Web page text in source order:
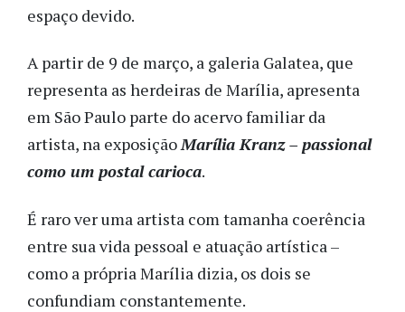
espaço devido.
A partir de 9 de março, a galeria Galatea, que
representa as herdeiras de Marília, apresenta
em São Paulo parte do acervo familiar da
artista, na exposiçãoMarília Kranz – passional
como um postal carioca.
É raro ver uma artista com tamanha coerência
entre sua vida pessoal e atuação artística –
como a própria Marília dizia, os dois se
confundiam constantemente.